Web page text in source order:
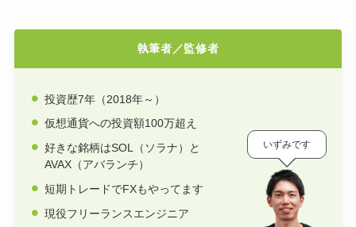
執筆者／監修者
投資歴7年（2018年～）
仮想通貨への投資額100万超え
好きな銘柄はSOL（ソラナ）と
AVAX（アバランチ）
短期トレードでFXもやってます
現役フリーランスエンジニア
いずみです